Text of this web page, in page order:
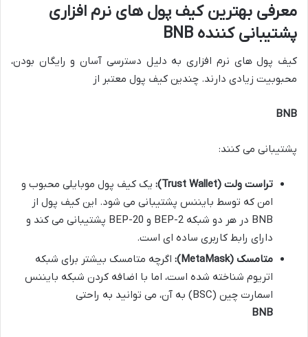
معرفی بهترین کیف پول های نرم افزاری
پشتیبانی کننده BNB
کیف پول های نرم افزاری به دلیل دسترسی آسان و رایگان بودن،
محبوبیت زیادی دارند. چندین کیف پول معتبر از
BNB
پشتیبانی می کنند:
تراست ولت (Trust Wallet):
یک کیف پول موبایلی محبوب و
امن که توسط بایننس پشتیبانی می شود. این کیف پول از
BNB در هر دو شبکه BEP-2 و BEP-20 پشتیبانی می کند و
دارای رابط کاربری ساده ای است.
متامسک (MetaMask):
اگرچه متامسک بیشتر برای شبکه
اتریوم شناخته شده است، اما با اضافه کردن شبکه بایننس
اسمارت چین (BSC) به آن، می توانید به راحتی
BNB